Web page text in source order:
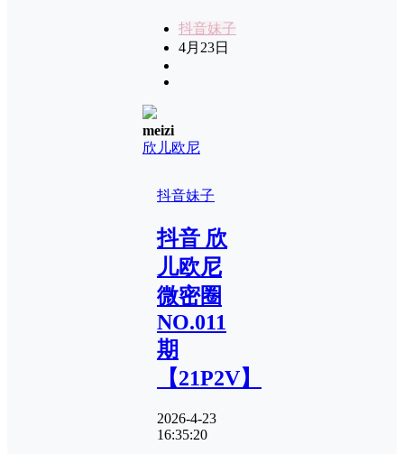
抖音妹子
4月23日
meizi
欣儿欧尼
抖音妹子
抖音 欣
儿欧尼
微密圈
NO.011
期
【21P2V】
2026-4-23
16:35:20